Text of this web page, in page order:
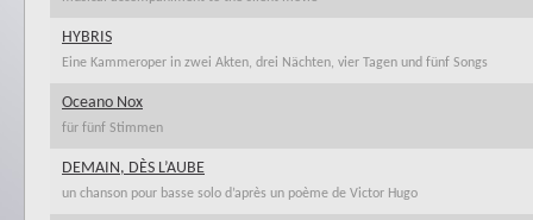
HYBRIS
Eine Kammeroper in zwei Akten, drei Nächten, vier Tagen und fünf Songs
Oceano Nox
für fünf Stimmen
DEMAIN, DÈS L’AUBE
un chanson pour basse solo d’après un poème de Victor Hugo